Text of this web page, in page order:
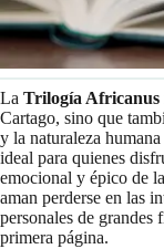
La Trilogía Africanus
Cartago, sino que
y la naturaleza
ideal para quienes
emocional y épico de
aman perderse en las
personales de grandes
primera página.